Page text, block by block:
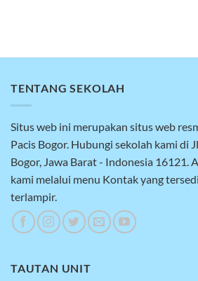
TENTANG SEKOLAH
Situs web ini merupakan situs web
Pacis Bogor. Hubungi sekolah kami di
Bogor, Jawa Barat - Indonesia 16121.
kami melalui menu Kontak yang
terlampir.
TAUTAN UNIT